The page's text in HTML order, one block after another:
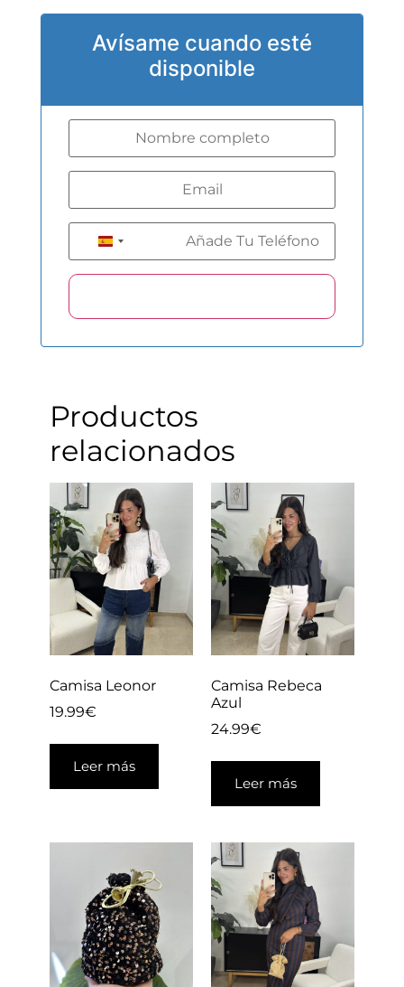
Avísame cuando esté
disponible
Spain +34
Productos
relacionados
Camisa Leonor
19.99€
Leer más
Camisa Rebeca
Azul
24.99€
Leer más